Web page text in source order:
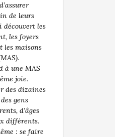
de leurs
découvert les
les foyers
les maisons
à une MAS
joie.
des dizaines
gens
d’âges
différents.
: se faire